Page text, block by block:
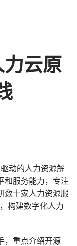
云原
动的人力资源解
和服务能力，专注
数十家人力资源服
构建数字化人力
，重点介绍开源